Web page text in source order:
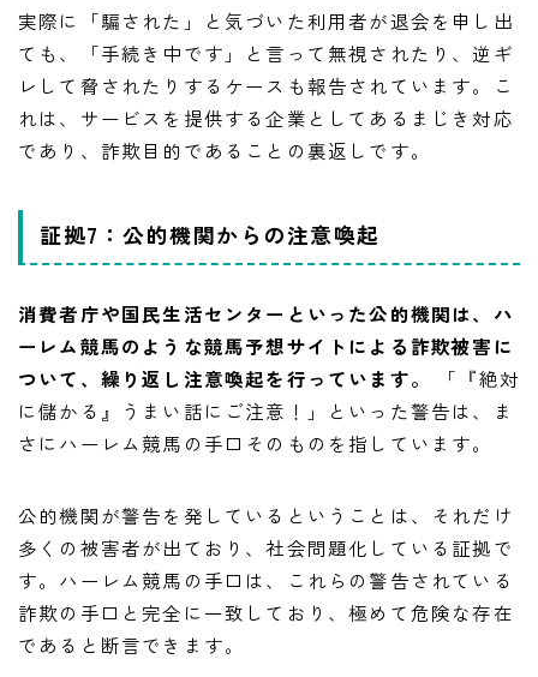
実際に「騙された」と気づいた利用者が退会を申し出
ても、「手続き中です」と言って無視されたり、逆ギ
レして脅されたりするケースも報告されています。こ
れは、サービスを提供する企業としてあるまじき対応
であり、詐欺目的であることの裏返しです。
証拠7：公的機関からの注意喚起
消費者庁や国民生活センターといった公的機関は、ハ
ーレム競馬のような競馬予想サイトによる詐欺被害に
ついて、繰り返し注意喚起を行っています。
「『絶対
に儲かる』うまい話にご注意！」といった警告は、ま
さにハーレム競馬の手口そのものを指しています。
公的機関が警告を発しているということは、それだけ
多くの被害者が出ており、社会問題化している証拠で
す。ハーレム競馬の手口は、これらの警告されている
詐欺の手口と完全に一致しており、極めて危険な存在
であると断言できます。